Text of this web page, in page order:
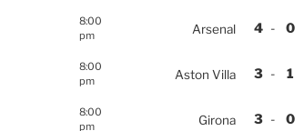
8:00
pm
Arsenal 4 - 0
8:00
pm
Aston Villa 3 - 1
8:00
pm
Girona 3 - 0